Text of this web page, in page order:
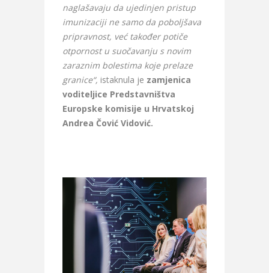
naglašavaju da ujedinjen pristup
imunizaciji ne samo da poboljšava
pripravnost, već također potiče
otpornost u suočavanju s novim
zaraznim bolestima koje prelaze
granice“, istaknula je zamjenica
voditeljice Predstavništva
Europske komisije u Hrvatskoj
Andrea Čović Vidović.